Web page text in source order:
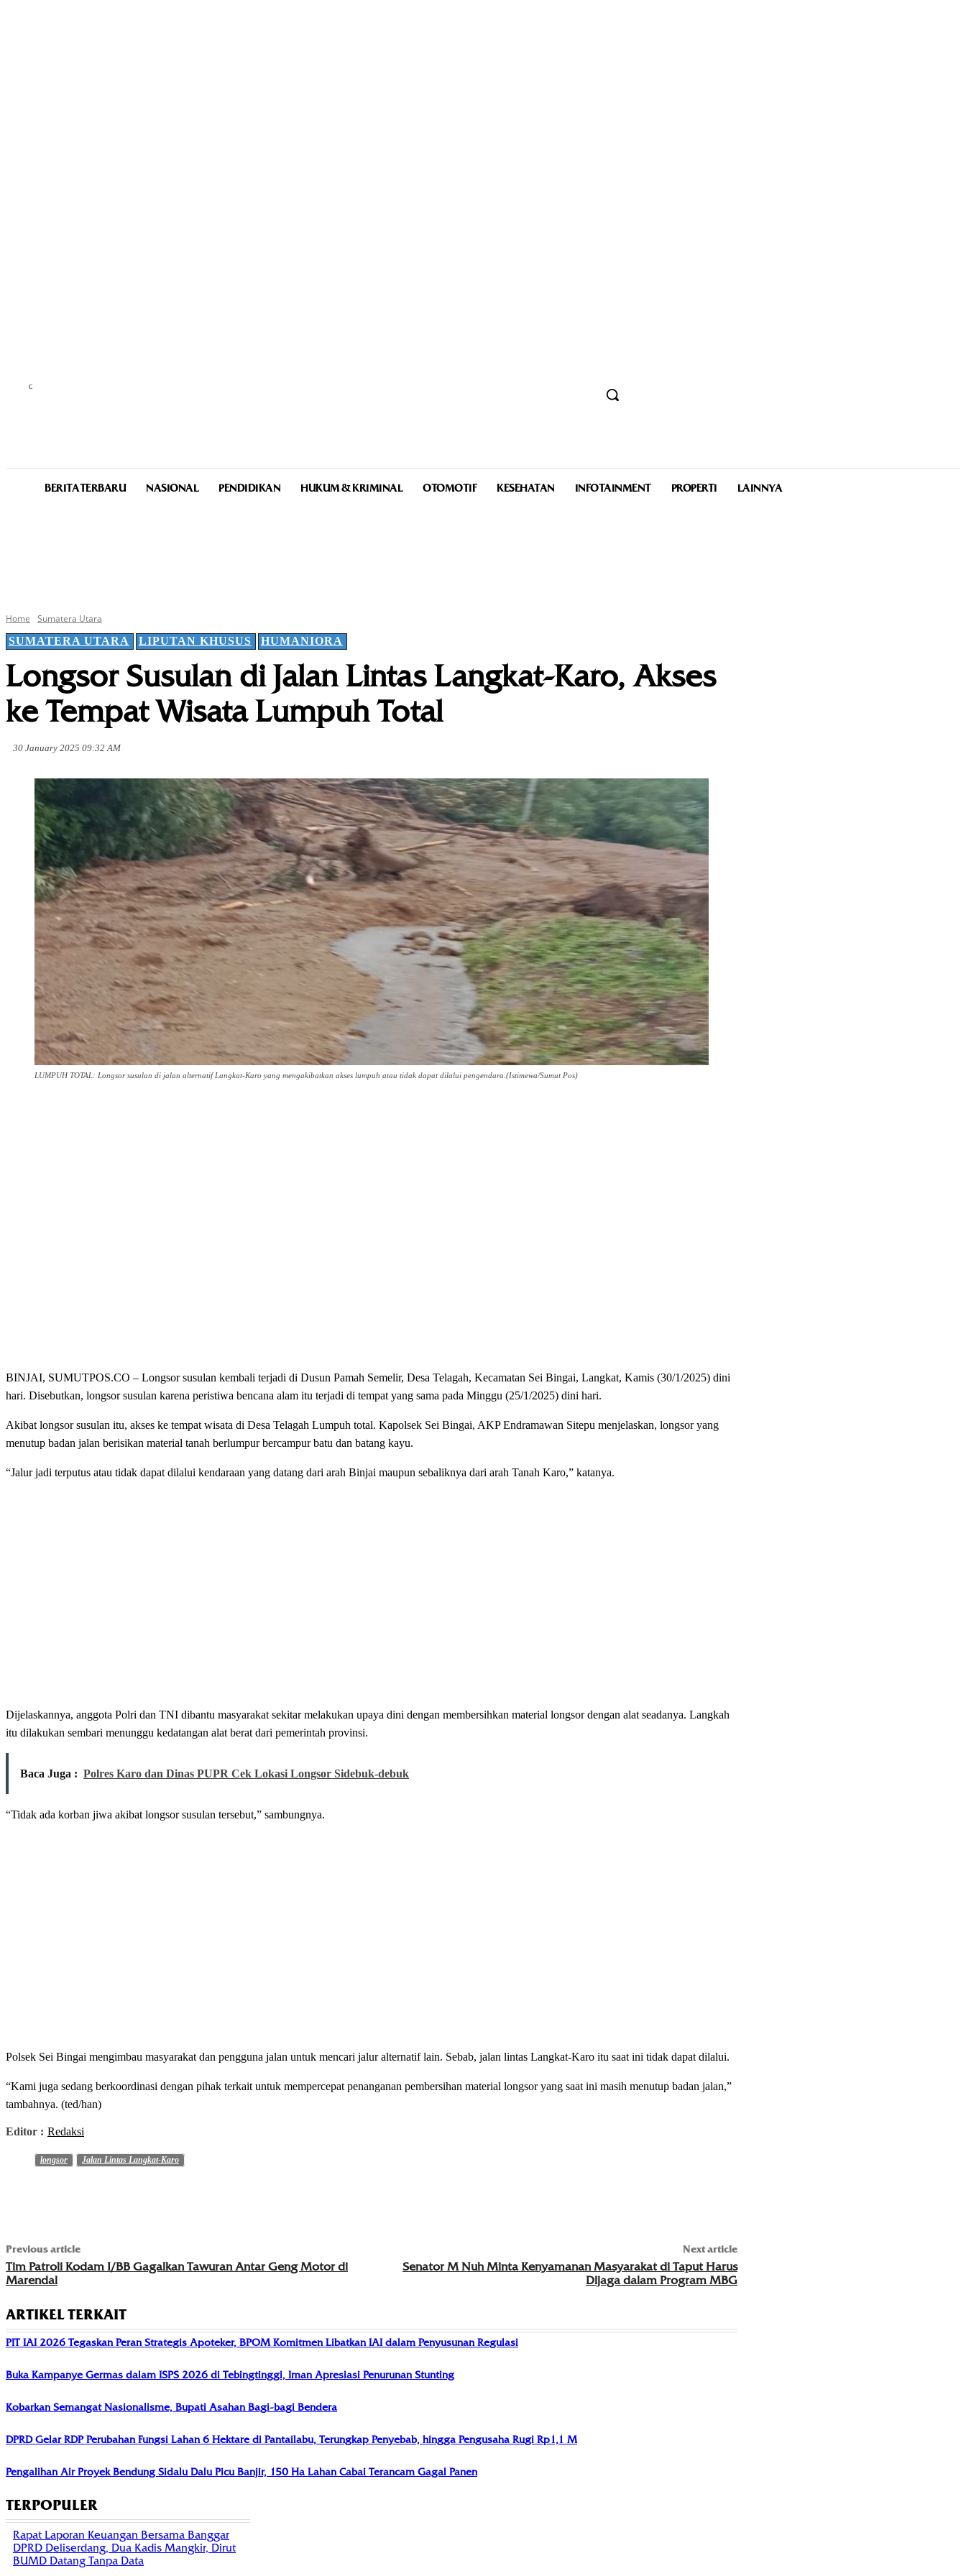
C
BERITA TERBARU NASIONAL PENDIDIKAN HUKUM & KRIMINAL OTOMOTIF KESEHATAN INFOTAINMENT PROPERTI LAINNYA
Home
Sumatera Utara
SUMATERA UTARA
LIPUTAN KHUSUS HUMANIORA
Longsor Susulan di Jalan Lintas Langkat-Karo, Akses
ke Tempat Wisata Lumpuh Total
30 January 2025 09:32 AM
LUMPUH TOTAL: Longsor susulan di jalan alternatif Langkat-Karo yang mengakibatkan akses lumpuh atau tidak dapat dilalui pengendara.(Istimewa/Sumut Pos)
BINJAI, SUMUTPOS.CO – Longsor susulan kembali terjadi di Dusun Pamah Semelir, Desa Telagah, Kecamatan Sei Bingai, Langkat, Kamis (30/1/2025) dini
hari. Disebutkan, longsor susulan karena peristiwa bencana alam itu terjadi di tempat yang sama pada Minggu (25/1/2025) dini hari.
Akibat longsor susulan itu, akses ke tempat wisata di Desa Telagah Lumpuh total. Kapolsek Sei Bingai, AKP Endramawan Sitepu menjelaskan, longsor yang
menutup badan jalan berisikan material tanah berlumpur bercampur batu dan batang kayu.
“Jalur jadi terputus atau tidak dapat dilalui kendaraan yang datang dari arah Binjai maupun sebaliknya dari arah Tanah Karo,” katanya.
Dijelaskannya, anggota Polri dan TNI dibantu masyarakat sekitar melakukan upaya dini dengan membersihkan material longsor dengan alat seadanya. Langkah
itu dilakukan sembari menunggu kedatangan alat berat dari pemerintah provinsi.
Baca Juga : Polres Karo dan Dinas PUPR Cek Lokasi Longsor Sidebuk-debuk
“Tidak ada korban jiwa akibat longsor susulan tersebut,” sambungnya.
Polsek Sei Bingai mengimbau masyarakat dan pengguna jalan untuk mencari jalur alternatif lain. Sebab, jalan lintas Langkat-Karo itu saat ini tidak dapat dilalui.
“Kami juga sedang berkoordinasi dengan pihak terkait untuk mempercepat penanganan pembersihan material longsor yang saat ini masih menutup badan jalan,”
tambahnya. (ted/han)
Editor : Redaksi
longsor Jalan Lintas Langkat-Karo
Previous article
Tim Patroli Kodam I/BB Gagalkan Tawuran Antar Geng Motor di
Marendal
Next article
Senator M Nuh Minta Kenyamanan Masyarakat di Taput Harus
Dijaga dalam Program MBG
ARTIKEL TERKAIT
PIT IAI 2026 Tegaskan Peran Strategis Apoteker, BPOM Komitmen Libatkan IAI dalam Penyusunan Regulasi
Buka Kampanye Germas dalam ISPS 2026 di Tebingtinggi, Iman Apresiasi Penurunan Stunting
Kobarkan Semangat Nasionalisme, Bupati Asahan Bagi-bagi Bendera
DPRD Gelar RDP Perubahan Fungsi Lahan 6 Hektare di Pantailabu, Terungkap Penyebab, hingga Pengusaha Rugi Rp1,1 M
Pengalihan Air Proyek Bendung Sidalu Dalu Picu Banjir, 150 Ha Lahan Cabai Terancam Gagal Panen
TERPOPULER
Rapat Laporan Keuangan Bersama Banggar
DPRD Deliserdang, Dua Kadis Mangkir, Dirut
BUMD Datang Tanpa Data